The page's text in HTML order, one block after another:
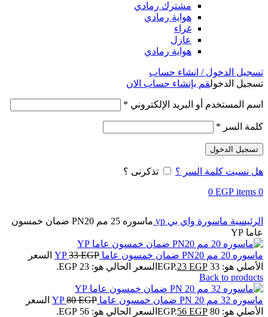
مشترك رمادي
هواية رمادي
غراء
عازل
هواية رمادي
تسجيل الدخول / انشاء حساب
تسجيل الدخولقم بإنشاء حساب الان
اسم المستخدم أو البريد الإلكتروني *
كلمة السر *
تسجيل الدخول
هل نسيت كلمة السر ؟
تذكرنى ؟
0
items
0 EGP
الرئيسية ماسورة واي بي yp
ماسوره 25 مم PN20 ضمان خمسون
عاما YP
ماسوره 20 مم PN20 ضمان خمسون عاما YP 33EGP
السعر
الأصلي هو: 33 EGP.
23 EGP
السعر الحالي هو: 23 EGP.
Back to products
ماسوره 32 مم PN 20 ضمان خمسون عاما YP 80EGP
السعر
الأصلي هو: 80 EGP.
56 EGP
السعر الحالي هو: 56 EGP.